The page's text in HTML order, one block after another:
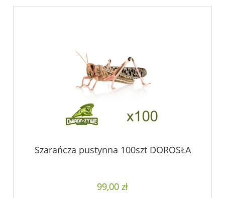
Szarańcza pustynna 100szt DOROSŁA
99,00 zł